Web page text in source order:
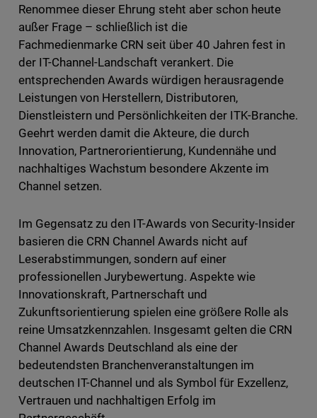
Renommee dieser Ehrung steht aber schon heute
außer Frage – schließlich ist die
Fachmedienmarke CRN seit über 40 Jahren fest in
der IT-Channel-Landschaft verankert. Die
entsprechenden Awards würdigen herausragende
Leistungen von Herstellern, Distributoren,
Dienstleistern und Persönlichkeiten der ITK-Branche.
Geehrt werden damit die Akteure, die durch
Innovation, Partnerorientierung, Kundennähe und
nachhaltiges Wachstum besondere Akzente im
Channel setzen.
Im Gegensatz zu den IT-Awards von Security-Insider
basieren die CRN Channel Awards nicht auf
Leserabstimmungen, sondern auf einer
professionellen Jurybewertung. Aspekte wie
Innovationskraft, Partnerschaft und
Zukunftsorientierung spielen eine größere Rolle als
reine Umsatzkennzahlen. Insgesamt gelten die CRN
Channel Awards Deutschland als eine der
bedeutendsten Branchenveranstaltungen im
deutschen IT-Channel und als Symbol für Exzellenz,
Vertrauen und nachhaltigen Erfolg im